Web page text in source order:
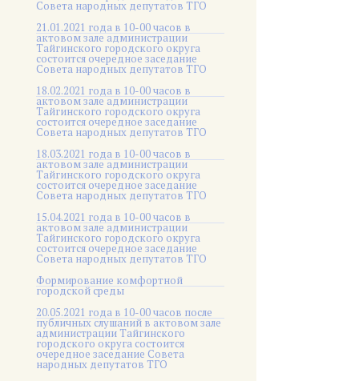
Совета народных депутатов ТГО
21.01.2021 года в 10-00 часов в
актовом зале администрации
Тайгинского городского округа
состоится очередное заседание
Совета народных депутатов ТГО
18.02.2021 года в 10-00 часов в
актовом зале администрации
Тайгинского городского округа
состоится очередное заседание
Совета народных депутатов ТГО
18.03.2021 года в 10-00 часов в
актовом зале администрации
Тайгинского городского округа
состоится очередное заседание
Совета народных депутатов ТГО
15.04.2021 года в 10-00 часов в
актовом зале администрации
Тайгинского городского округа
состоится очередное заседание
Совета народных депутатов ТГО
Формирование комфортной
городской среды
20.05.2021 года в 10-00 часов после
публичных слушаний в актовом зале
администрации Тайгинского
городского округа состоится
очередное заседание Совета
народных депутатов ТГО